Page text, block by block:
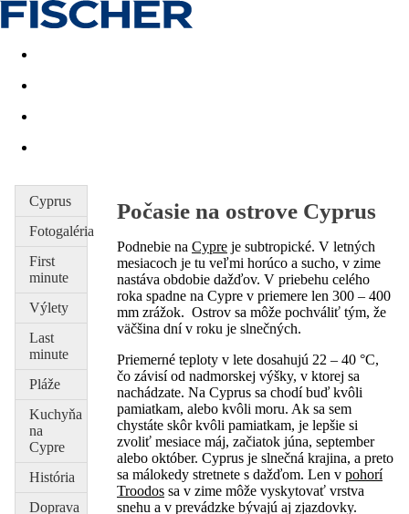
Last minute Dovolenkové kluby
Cyprus
Fotogaléria
First
minute
Výlety
Last
minute
Pláže
Kuchyňa
na
Cypre
História
Doprava
Počasie na ostrove Cyprus
Podnebie na Cypre je subtropické. V letných
mesiacoch je tu veľmi horúco a sucho, v zime
nastáva obdobie dažďov. V priebehu celého
roka spadne na Cypre v priemere len 300 – 400
mm zrážok. Ostrov sa môže pochváliť tým, že
väčšina dní v roku je slnečných.
Priemerné teploty v lete dosahujú 22 – 40 °C,
čo závisí od nadmorskej výšky, v ktorej sa
nachádzate. Na Cyprus sa chodí buď kvôli
pamiatkam, alebo kvôli moru. Ak sa sem
chystáte skôr kvôli pamiatkam, je lepšie si
zvoliť mesiace máj, začiatok júna, september
alebo október. Cyprus je slnečná krajina, a preto
sa málokedy stretnete s dažďom. Len v pohorí
Troodos sa v zime môže vyskytovať vrstva
snehu a v prevádzke bývajú aj zjazdovky.